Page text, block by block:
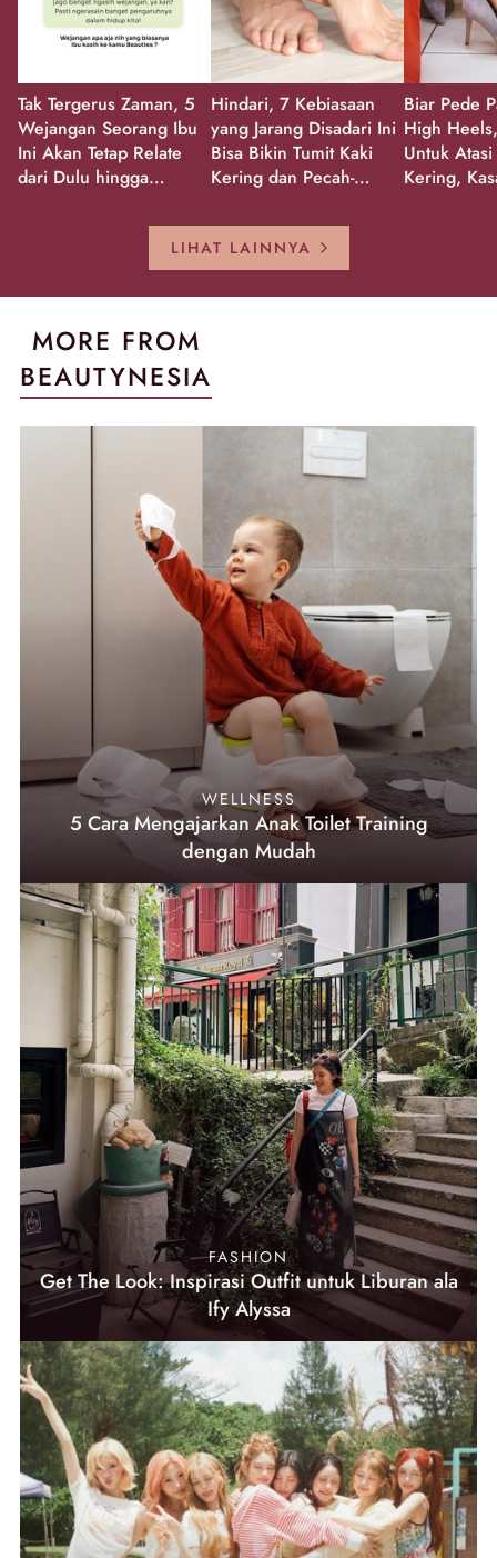
Tak Tergerus Zaman, 5
Wejangan Seorang Ibu
Ini Akan Tetap Relate
dari Dulu hingga
Hindari, 7 Kebiasaan
yang Jarang Disadari Ini
Bisa Bikin Tumit Kaki
Kering dan Pecah-
Biar Pede
High
Untuk
Kering,
LIHAT LAINNYA
MORE FROM
BEAUTYNESIA
WELLNESS
5 Cara Mengajarkan Anak Toilet Training
dengan Mudah
FASHION
Get The Look: Inspirasi Outfit untuk Liburan ala
Ify Alyssa